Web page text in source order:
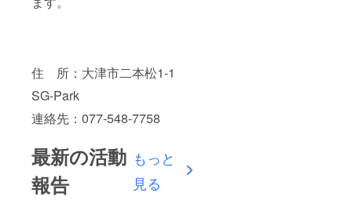
住 所：大津市二本松1-1
SG-Park
連絡先：077-548-7758
最新の活動
報告
もっと
見る